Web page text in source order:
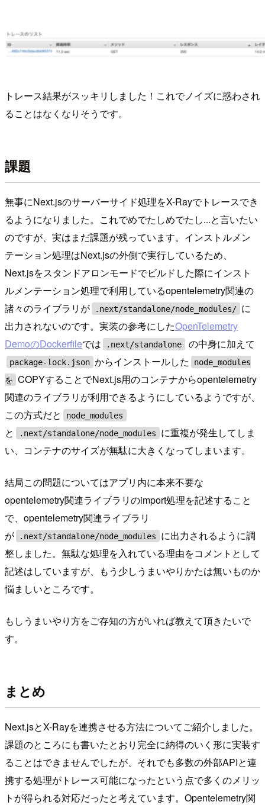
トレース結果がスッキリしました！これでノイズに惑わされ
ることはなくなりそうです。
課題
無事にNext.jsのサーバーサイド処理をX-Rayでトレースでき
るようになりました。これでめでたしめでたし...と言いたい
のですが、実はまだ課題が残っています。インストルメン
テーション処理はNext.jsの外側で実行しているため、
Next.jsをスタンドアロンモードでビルドした際にインスト
ルメンテーション処理で利用しているopentelemetry関連の
諸々のライブラリが
.next/standalone/node_modules/ に
出力されないのです。実装の参考にしたOpenTelemetry
DemoのDockerfileでは .next/standalone の中身に加えて
package-lock.json からインストールした
node_modules
を COPYすることでNext.js用のコンテナからopentelemetry
関連のライブラリが利用できるようにしているようですが、
この方式だと
node_modules
と .next/standalone/node_modules
に重複が発生してしま
い、コンテナのサイズが無駄に大きくなってしまいます。
結局この問題についてはアプリ内に本来不要な
opentelemetry関連ライブラリのimport処理を記述すること
で、opentelemetry関連ライブラリ
が
.next/standalone/node_modules
に出力されるように調
整しました。無駄な処理を入れている理由をコメントとして
記述はしていますが、もう少しうまいやりかたは無いものか
悩ましいところです。
もしうまいやり方をご存知の方がいれば教えて頂きたいで
す。
まとめ
Next.jsとX-Rayを連携させる方法についてご紹介しました。
課題のところにも書いたとおり完全に納得のいく形に実装す
ることはできませんでしたが、それでも多数の外部APIと連
携する処理がトレース可能になったという点で多くのメリッ
トが得られる対応だったと考えています。Opentelemetry関